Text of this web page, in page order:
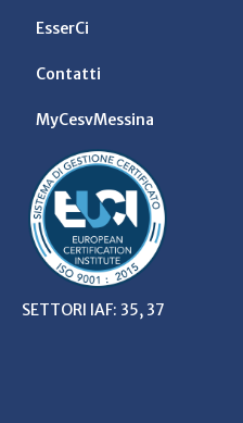
EsserCi
Contatti
MyCesvMessina
SETTORI IAF: 35, 37